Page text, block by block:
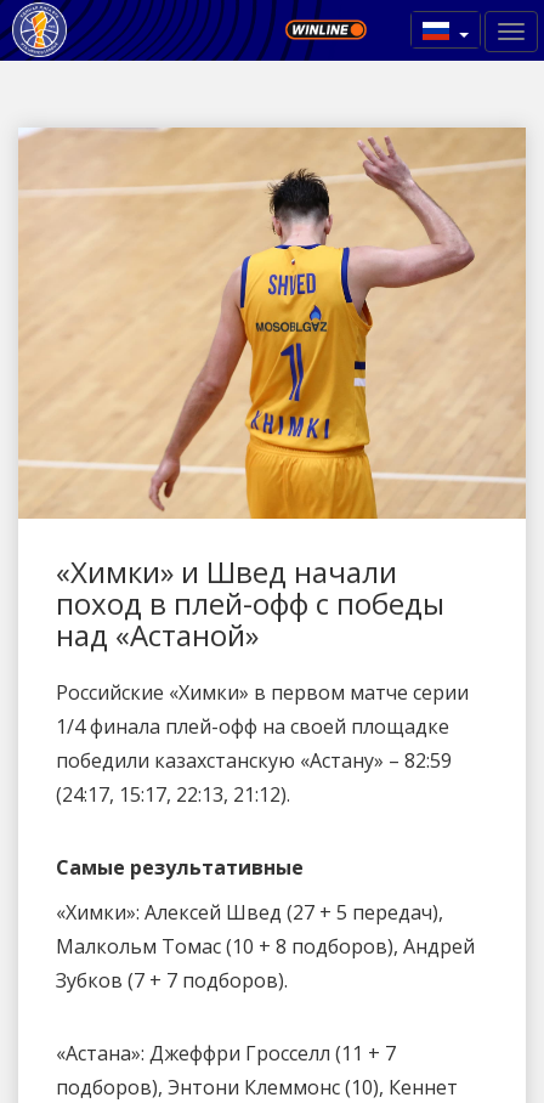
«Химки» и Швед начали
поход в плей-офф с победы
над «Астаной»
Российские «Химки» в первом матче серии
1/4 финала плей-офф на своей площадке
победили казахстанскую «Астану» – 82:59
(24:17, 15:17, 22:13, 21:12).
Самые результативные
«Химки»: Алексей Швед (27 + 5 передач),
Малкольм Томас (10 + 8 подборов), Андрей
Зубков (7 + 7 подборов).
«Астана»: Джеффри Гросселл (11 + 7
подборов), Энтони Клеммонс (10), Кеннет